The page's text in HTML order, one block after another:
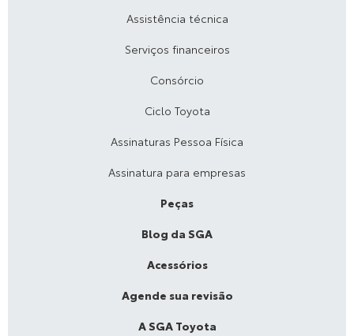
Assistência técnica
Serviços financeiros
Consórcio
Ciclo Toyota
Assinaturas Pessoa Física
Assinatura para empresas
Peças
Blog da SGA
Acessórios
Agende sua revisão
A SGA Toyota